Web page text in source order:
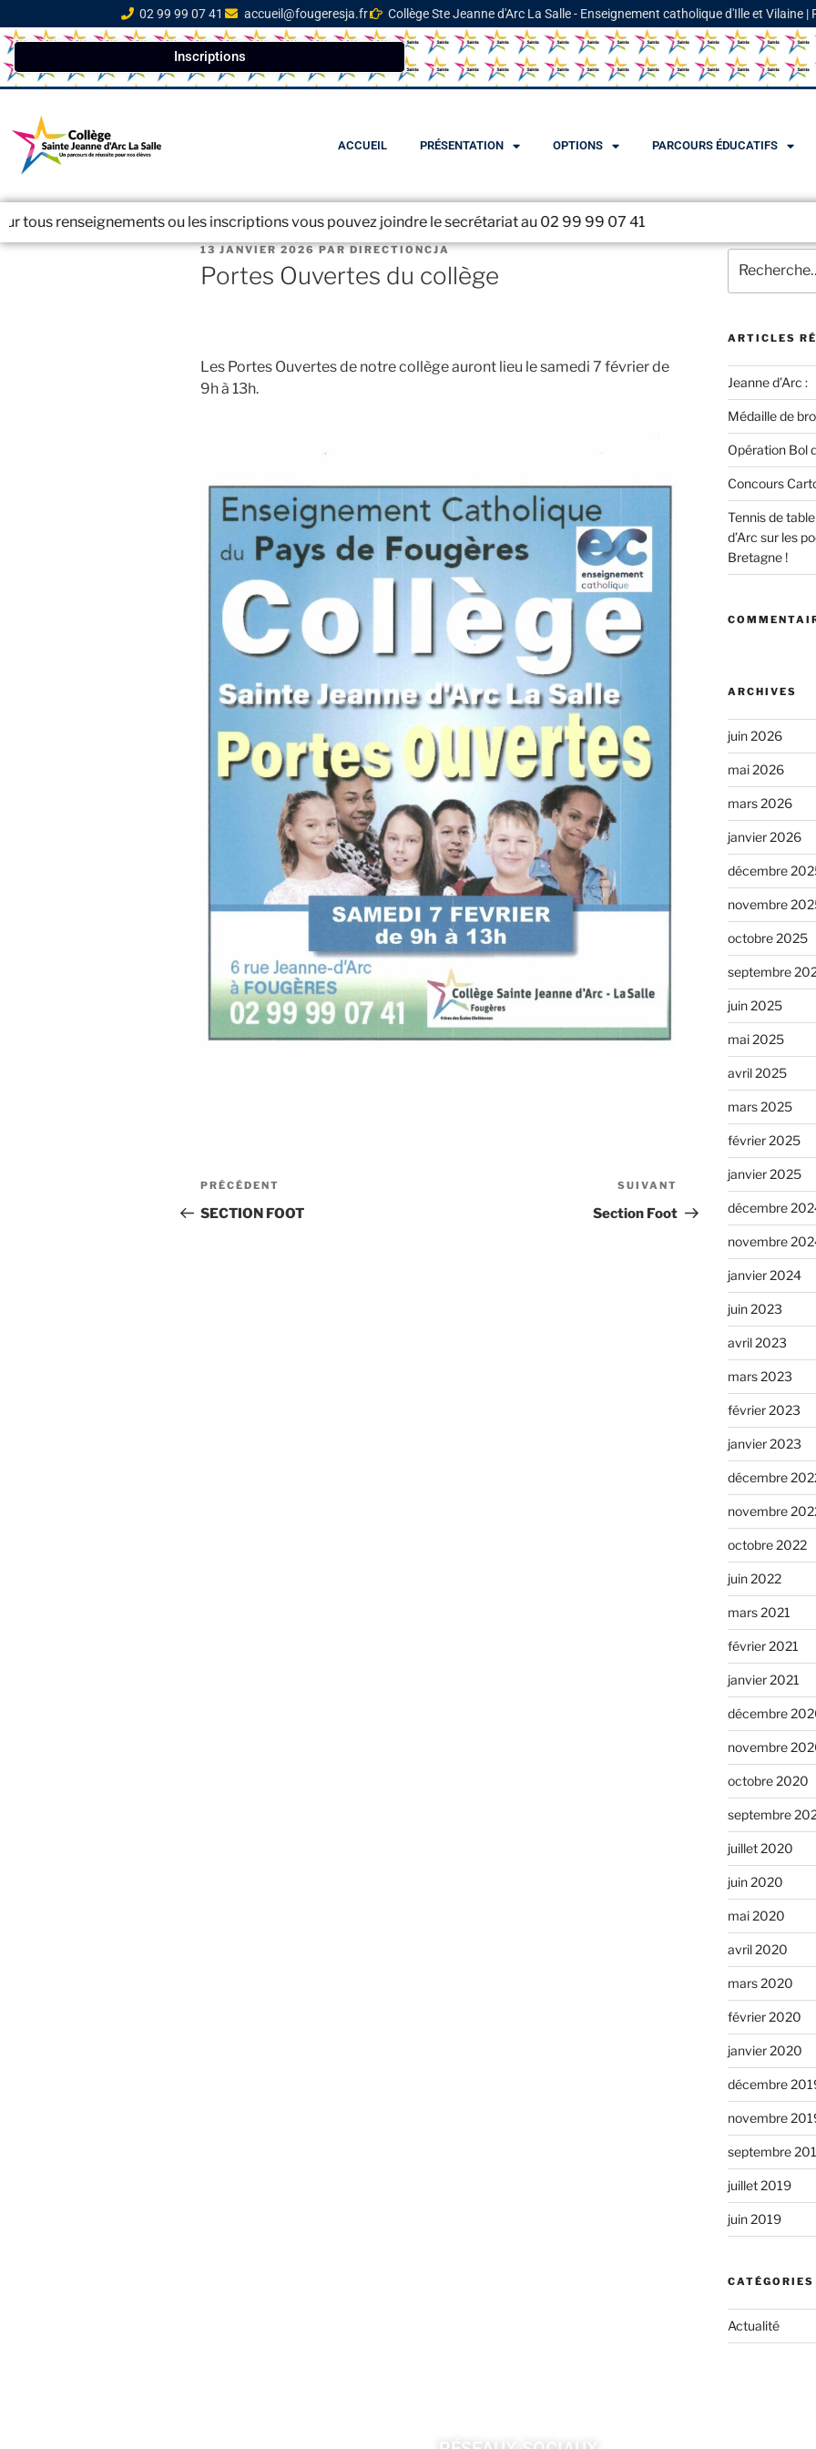
02 99 99 07 41 accueil@fougeresja.fr Collège Ste Jeanne d'Arc La Salle - Enseignement catholique d'Ille et Vilaine |
Inscriptions
ACCUEIL PRÉSENTATION OPTIONS PARCOURS ÉDUCATIFS
ou les inscriptions vous pouvez joindre le secrétariat au 02 99 99 07 41
13 JANVIER 2026PARDIRECTIONCJA
Portes Ouvertes du collège
Les Portes Ouvertes de notre collège auront lieu le samedi 7 février de
9h à 13h.
PRÉCÉDENT
SECTION FOOT
SUIVANT
Section Foot
ARTICLES
Jeanne d’Arc :
Médaille de
Opération Bol
Concours
Tennis de
d’Arc sur les
Bretagne !
ARCHIVES
juin 2026
mai 2026
mars 2026
janvier 2026
décembre
novembre
octobre 2025
septembre
juin 2025
mai 2025
avril 2025
mars 2025
février 2025
janvier 2025
décembre
novembre
janvier 2024
juin 2023
avril 2023
mars 2023
février 2023
janvier 2023
décembre
novembre
octobre 2022
juin 2022
mars 2021
février 2021
janvier 2021
décembre
novembre
octobre 2020
septembre
juillet 2020
juin 2020
mai 2020
avril 2020
mars 2020
février 2020
janvier 2020
décembre
novembre
septembre
juillet 2019
juin 2019
CATÉGORIES
Actualité